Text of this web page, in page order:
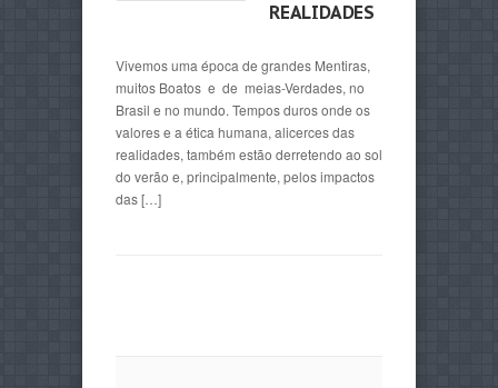
REALIDADES
Vivemos uma época de grandes Mentiras,
muitos Boatos e de meias-Verdades, no
Brasil e no mundo. Tempos duros onde os
valores e a ética humana, alicerces das
realidades, também estão derretendo ao sol
do verão e, principalmente, pelos impactos
das […]